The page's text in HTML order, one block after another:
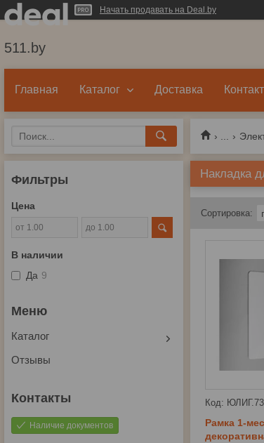
Начать продавать на Deal.by
511.by
Главная Каталог Доставка
Накладка
Рамка 1-
Фильтры
Цена
В наличии
Да 9
Каталог
Отзывы
Наличие документов